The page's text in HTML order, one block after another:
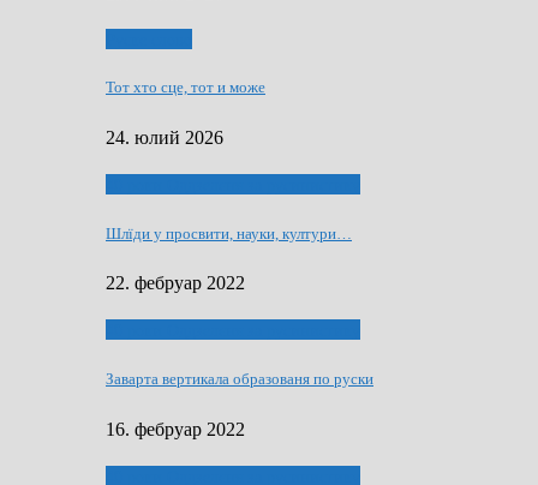
Тот хто сце, тот и може
24. юлий 2026
Шлїди у просвити, науки, култури…
22. фебруар 2022
Заварта вертикала образованя по руски
16. фебруар 2022